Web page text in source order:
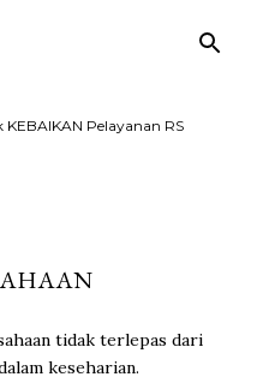
Pelayanan RS
tidak terlepas dari
keseharian.